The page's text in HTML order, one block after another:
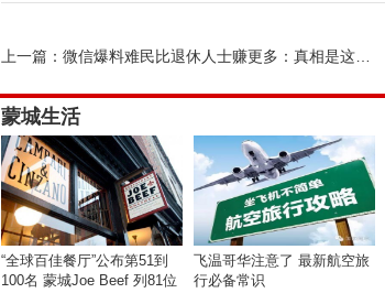
上一篇： 微信爆料难民比退休人士赚更多：真相是这样的
蒙城生活
“全球百佳餐厅”公布第51到
100名 蒙城Joe Beef 列81位
飞温哥华注意了 最新航空旅
行必备常识